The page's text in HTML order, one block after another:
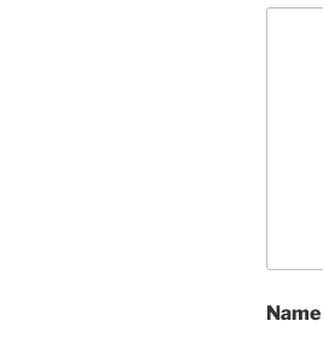
Name